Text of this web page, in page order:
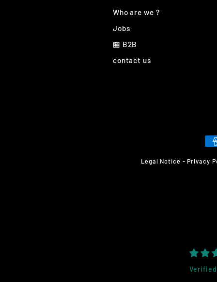
Who are we ?
Jobs
🏪 B2B
contact us
Legal Notice - Privacy